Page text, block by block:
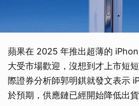
蘋果在 2025 年推出超薄的
大受市場歡迎，沒想到才上市短
際證券分析師郭明錤就發文表示
於預期，供應鏈已經開始降低出貨